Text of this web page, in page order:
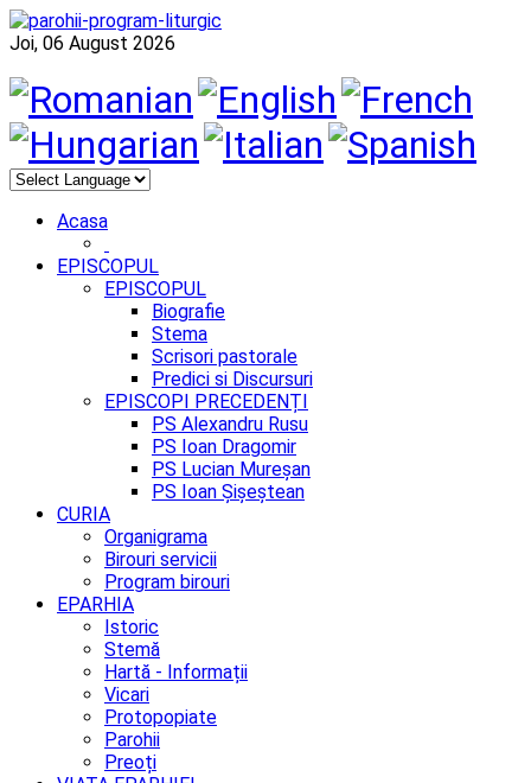
Joi, 06 August 2026
Acasa
EPISCOPUL
EPISCOPUL
Biografie
Stema
Scrisori pastorale
Predici si Discursuri
EPISCOPI PRECEDENȚI
PS Alexandru Rusu
PS Ioan Dragomir
PS Lucian Mureșan
PS Ioan Șișeștean
CURIA
Organigrama
Birouri servicii
Program birouri
EPARHIA
Istoric
Stemă
Hartă - Informații
Vicari
Protopopiate
Parohii
Preoți